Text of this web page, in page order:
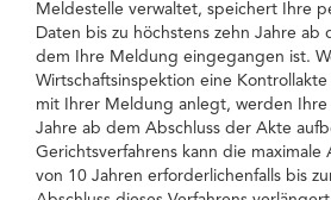
Meldestelle verwaltet, speichert Ihre
Daten bis zu höchstens zehn Jahre ab
dem Ihre Meldung eingegangen ist.
Wirtschaftsinspektion eine Kontrollakte
mit Ihrer Meldung anlegt, werden Ihre
Jahre ab dem Abschluss der Akte
Gerichtsverfahrens kann die maximale
von 10 Jahren erforderlichenfalls bis